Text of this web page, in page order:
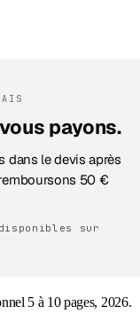
payons.
dans le devis après
50 €
sur
5 à 10 pages, 2026.